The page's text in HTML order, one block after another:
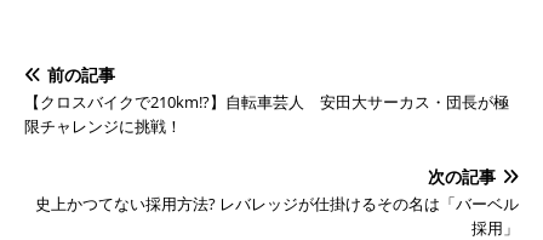
前の記事
【クロスバイクで210km!?】自転車芸人 安田大サーカス・団長が極
限チャレンジに挑戦！
次の記事
史上かつてない採用方法? レバレッジが仕掛けるその名は「バーベル
採用」